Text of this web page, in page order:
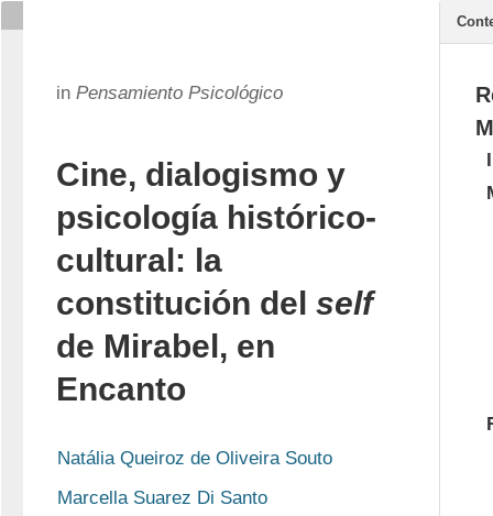
in Pensamiento Psicológico
Cine, dialogismo y
psicología histórico-
cultural: la
constitución del self
de Mirabel, en
Encanto
Natália Queiroz de Oliveira Souto
Marcella Suarez Di Santo